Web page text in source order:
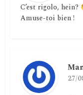
C’est rigolo, hein?
Amuse-toi bien !
27/